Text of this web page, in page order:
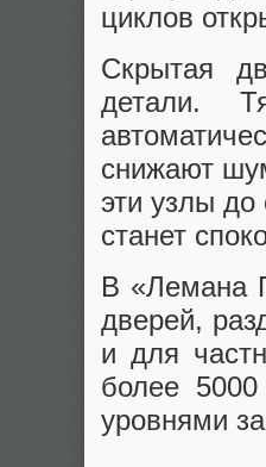
циклов
Скрытая
детали.
снижают
эти узлы до
станет
В «Лемана
дверей,
и для
более
уровнями